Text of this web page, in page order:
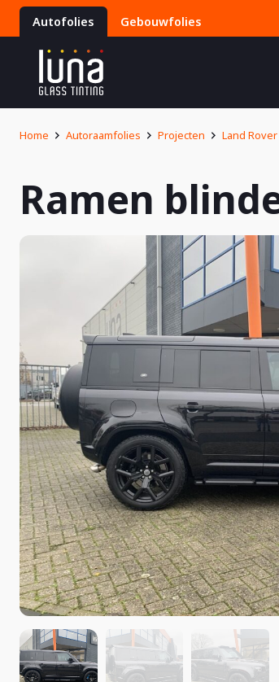
Autofolies Gebouwfolies
Home Autoraamfolies Projecten Land Rover
Ramen